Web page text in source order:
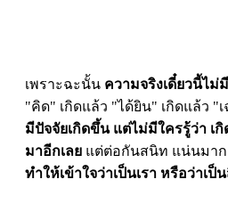
เพราะฉะนั้น ความจริงเดี๋ยวนี้ไม่
"คิด" เกิดแล้ว "ได้ยิน" เกิดแล้ว "เ
มีปัจจัยเกิดขึ้น แต่ไม่มีใครรู้ว่า เ
มาอีกเลย แต่ต่อกันสนิท แน่นมาก
ทำให้เข้าใจว่าเป็นเรา หรือว่าเป็